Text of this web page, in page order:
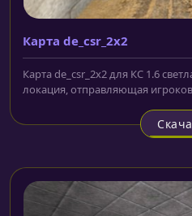
Карта de_csr_2x2
Карта de_csr_2x2 для КС 1.6
локация, отправляющая